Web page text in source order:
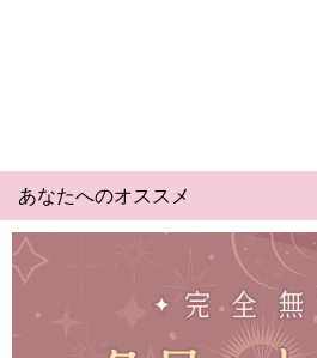
あなたへのオススメ